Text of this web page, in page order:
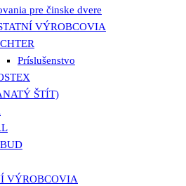
pre činske dvere
VÝROBCOVIA
Príslušenstvo
ŠTÍT)
VÝROBCOVIA